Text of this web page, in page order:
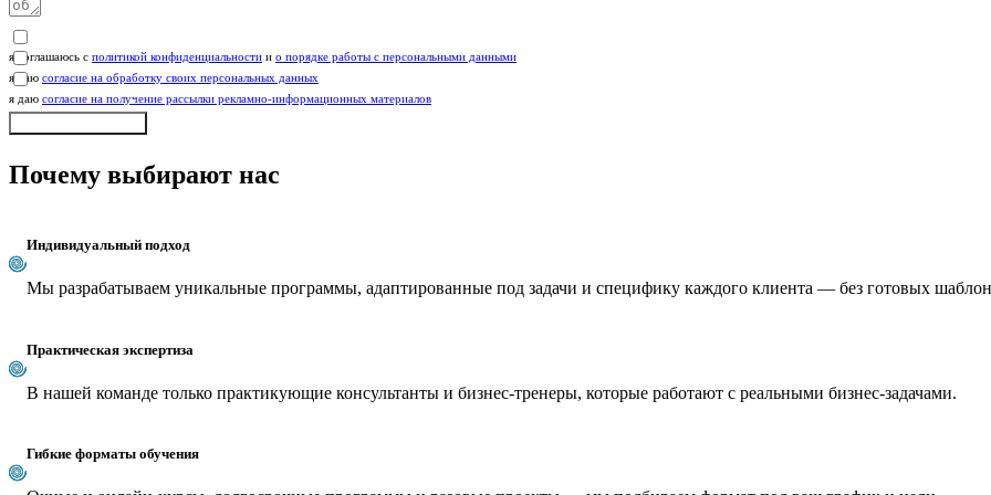
я соглашаюсь с политикой конфиденциальности и о порядке работы с персональными данными
я даю согласие на обработку своих персональных данных
я даю согласие на получение рассылки рекламно-информационных материалов
Почему выбирают нас
Индивидуальный подход
Мы разрабатываем уникальные программы, адаптированные под задачи и специфику каждого клиента — без готовых
Практическая экспертиза
В нашей команде только практикующие консультанты и бизнес-тренеры, которые работают с реальными бизнес-задачами.
Гибкие форматы обучения